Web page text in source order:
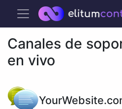
Canales de
en vivo